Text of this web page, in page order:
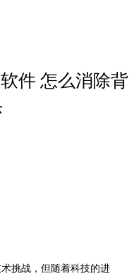
件 怎么消除背
挑战，但随着科技的进